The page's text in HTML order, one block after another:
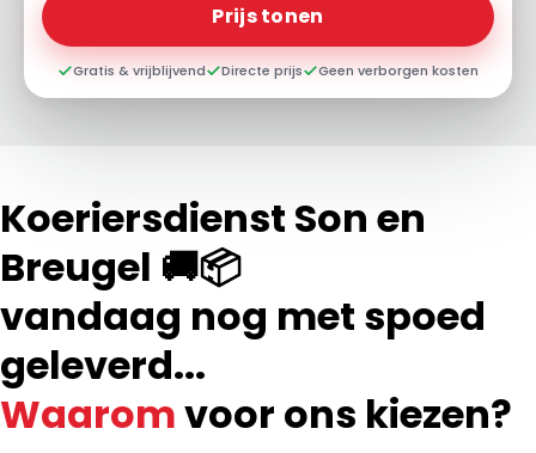
Prijs tonen
Gratis & vrijblijvend Directe prijs Geen verborgen kosten
Koeriersdienst Son en
Breugel 🚚📦
vandaag nog met spoed
geleverd...
Waaromvoor ons kiezen?